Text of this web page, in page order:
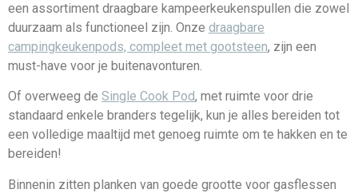
een assortiment draagbare kampeerkeukenspullen die zowel
duurzaam als functioneel zijn. Onze draagbare
campingkeukenpods, compleet met gootsteen, zijn een
must-have voor je buitenavonturen.
Of overweeg de Single Cook Pod, met ruimte voor drie
standaard enkele branders tegelijk, kun je alles bereiden tot
een volledige maaltijd met genoeg ruimte om te hakken en te
bereiden!
Binnenin zitten planken van goede grootte voor gasflessen